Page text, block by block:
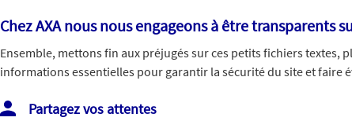
Chez AXA nous nous engageons à être transparents
Ensemble, mettons fin aux préjugés sur ces petits fichiers textes,
informations essentielles pour garantir la sécurité du site et faire
Partagez vos attentes